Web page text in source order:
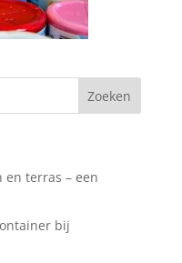
en terras – een
bij